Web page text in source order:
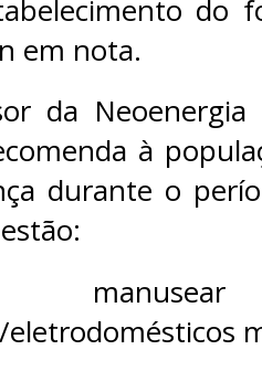
do
em nota.
da Neoenergia
à
durante o
eletrodomésticos